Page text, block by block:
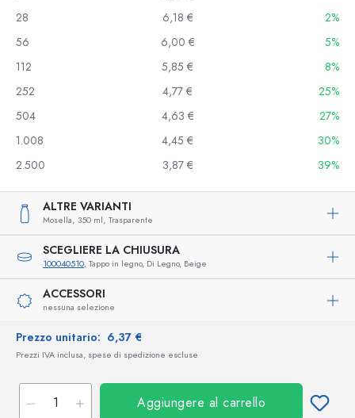
28
6,18 €
2%
56
6,00 €
5%
112
5,85 €
8%
252
4,77 €
25%
504
4,63 €
27%
1.008
4,45 €
30%
2.500
3,87 € 39%
ALTRE VARIANTI
Mosella, 350 ml, Trasparente
SCEGLIERE LA CHIUSURA
100040510, Tappo in legno, Di Legno, Beige
ACCESSORI
nessuna selezione
Prezzo unitario: 6,37 €
Prezzi IVA inclusa, spese di spedizione escluse
Aggiungere al carrello